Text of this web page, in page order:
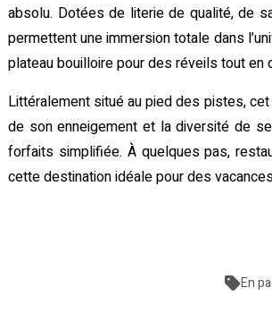
absolu. Dotées de literie de qualité, de
permettent une immersion totale dans
plateau bouilloire pour des réveils tout en
Littéralement situé au pied des pistes,
de son enneigement et la diversité de
forfaits simplifiée. À quelques pas,
cette destination idéale pour des
En